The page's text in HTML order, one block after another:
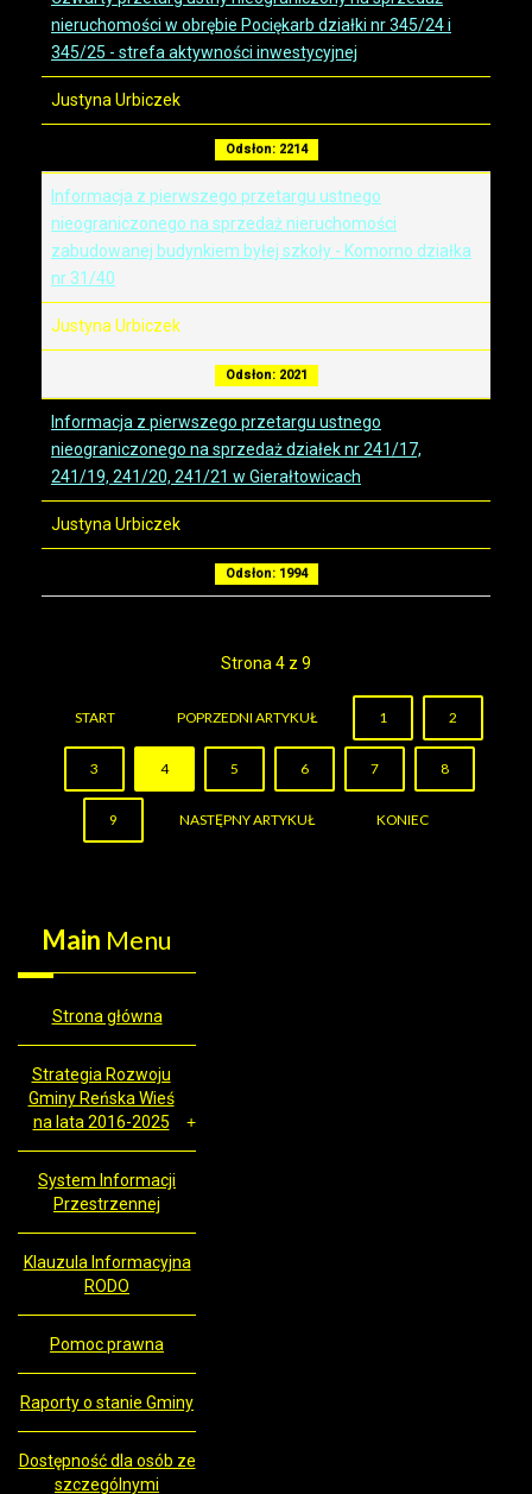
nieruchomości w obrębie Pociękarb działki nr 345/24 i
345/25 - strefa aktywności inwestycyjnej
Justyna Urbiczek
Odsłon: 2214
Informacja z pierwszego przetargu ustnego
nieograniczonego na sprzedaż nieruchomości
zabudowanej budynkiem byłej szkoły - Komorno działka
nr 31/40
Justyna Urbiczek
Odsłon: 2021
Informacja z pierwszego przetargu ustnego
nieograniczonego na sprzedaż działek nr 241/17,
241/19, 241/20, 241/21 w Gierałtowicach
Justyna Urbiczek
Odsłon: 1994
Strona 4 z 9
START POPRZEDNI ARTYKUŁ 1 2
3 4 5 6 7 8
9 NASTĘPNY ARTYKUŁ KONIEC
Main Menu
Strona główna
Strategia Rozwoju
Gminy Reńska Wieś
na lata 2016-2025
System Informacji
Przestrzennej
Klauzula Informacyjna
RODO
Pomoc prawna
Raporty o stanie Gminy
Dostępność dla osób ze
szczególnymi